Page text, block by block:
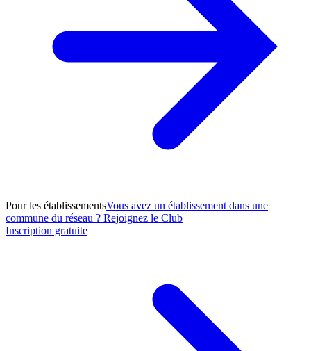
Pour les établissementsVous avez un établissement dans une
commune du réseau ? Rejoignez le Club
Inscription gratuite